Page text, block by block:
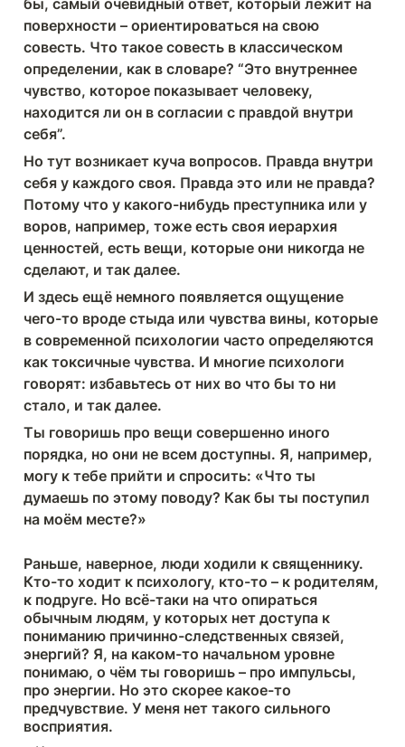
бы, самый очевидный ответ, который лежит на
поверхности – ориентироваться на свою
совесть. Что такое совесть в классическом
определении, как в словаре? “Это внутреннее
чувство, которое показывает человеку,
находится ли он в согласии с правдой внутри
себя”.
Но тут возникает куча вопросов. Правда внутри
себя у каждого своя. Правда это или не правда?
Потому что у какого-нибудь преступника или у
воров, например, тоже есть своя иерархия
ценностей, есть вещи, которые они никогда не
сделают, и так далее.
И здесь ещё немного появляется ощущение
чего-то вроде стыда или чувства вины, которые
в современной психологии часто определяются
как токсичные чувства. И многие психологи
говорят: избавьтесь от них во что бы то ни
стало, и так далее.
Ты говоришь про вещи совершенно иного
порядка, но они не всем доступны. Я, например,
могу к тебе прийти и спросить: «Что ты
думаешь по этому поводу? Как бы ты поступил
на моём месте?»
Раньше, наверное, люди ходили к священнику.
Кто-то ходит к психологу, кто-то – к родителям,
к подруге. Но всё-таки на что опираться
обычным людям, у которых нет доступа к
пониманию причинно-следственных связей,
энергий? Я, на каком-то начальном уровне
понимаю, о чём ты говоришь – про импульсы,
про энергии. Но это скорее какое-то
предчувствие. У меня нет такого сильного
восприятия.